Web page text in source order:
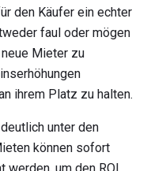
den Käufer ein echter
faul oder mögen
Mieter zu
ihrem Platz zu halten.
unter den
können sofort